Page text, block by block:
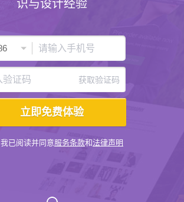
识与设计经验
获取验证码
我已阅读并同意服务条款和法律声明